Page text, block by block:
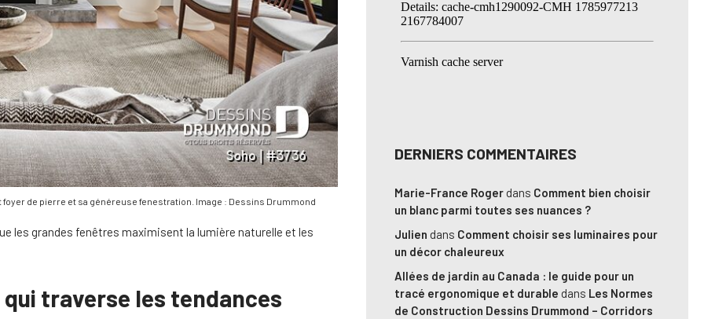
de pierre et sa généreuse fenestration. Image : Dessins Drummond
les grandes fenêtres maximisent la lumière naturelle et les
traverse les tendances
DERNIERS COMMENTAIRES
Marie-France Roger dans Comment bien choisir
un blanc parmi toutes ses nuances ?
Julien dans Comment choisir ses luminaires pour
un décor chaleureux
Allées de jardin au Canada : le guide pour un
tracé ergonomique et durable dans Les Normes
de Construction Dessins Drummond – Corridors